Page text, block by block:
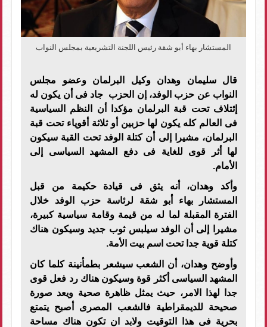
المستشار بهاء أبو شقة رئيس اللجنة التشريعية بمجلس النواب
قال سليمان وهدان وكيل البرلمان وعضو مجلس
النواب عن حزب الوفد، إن الحزب جاد فى أن يكون له
إئتلاف تحت قبة البرلمان مؤكدا أن النظم السياسية
فى العالم كله يكون لها حزبين أو ثلاثة أقوياء تحت قبة
البرلمان، مشيرا إلى أن كتلة الوفد تحت القبة سيكون
لها أثر قوى للغاية فى دفع المشهد السياسى إلى
الأمام.
وأكد وهدان، أنه يثق فى قيادة حكيمة من قبل
المستشار بهاء أبو شقة لرئاسة حزب الوفد خلال
الفترة المقبلة لما له من قيمة وقامة سياسية كبيرة،
مشيرا إلى أن الوفد سيلبس ثوب جديد وسيكون هناك
كتلة قوية جدا تحت اسم بيت الأمة.
وأوضح وهدان، أن الشعب سيشعر بطمأنينة كلما كان
المشهد السياسى أكثر قوة وسيكون هناك رد فعل قوى
جدا لهذا الامر، حيث يمثل ظاهرة صحية ويعد صورة
صحيحة للديمقراطية فالشعب المصرى أصبح يتمتع
بحرية فى هذا التوقيت ولابد ان تكون هناك مساحة